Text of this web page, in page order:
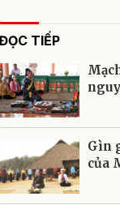
TIẾP
Gìn
của
Gửi